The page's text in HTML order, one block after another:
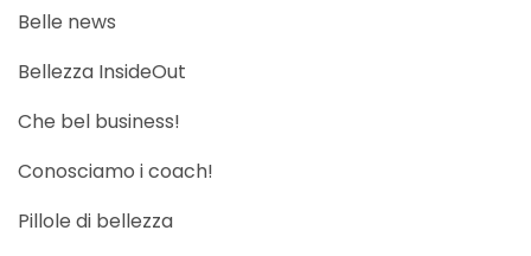
Belle news
Bellezza InsideOut
Che bel business!
Conosciamo i coach!
Pillole di bellezza